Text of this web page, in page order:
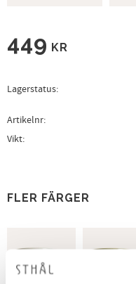
449 KR
Lagerstatus
Artikelnr
Vikt
FLER FÄRGER